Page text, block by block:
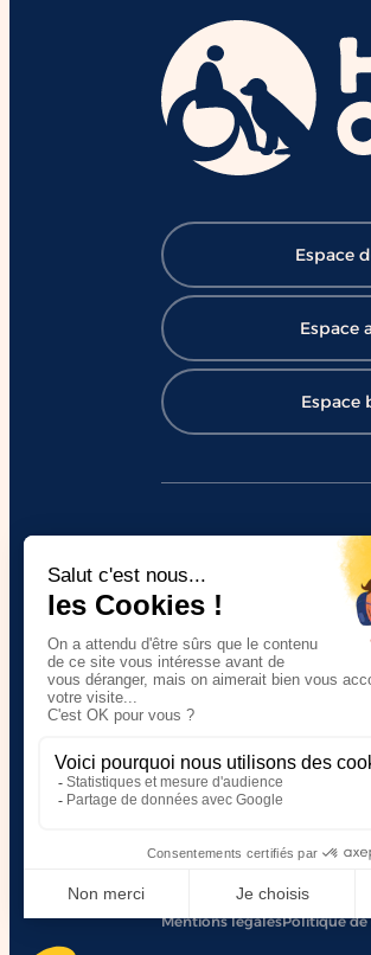
Espace
Espace
Espace
Nous
Je suis un particulier,
HANDI’CHIENS ?
Je fais un don
Mentions légalesPolitique